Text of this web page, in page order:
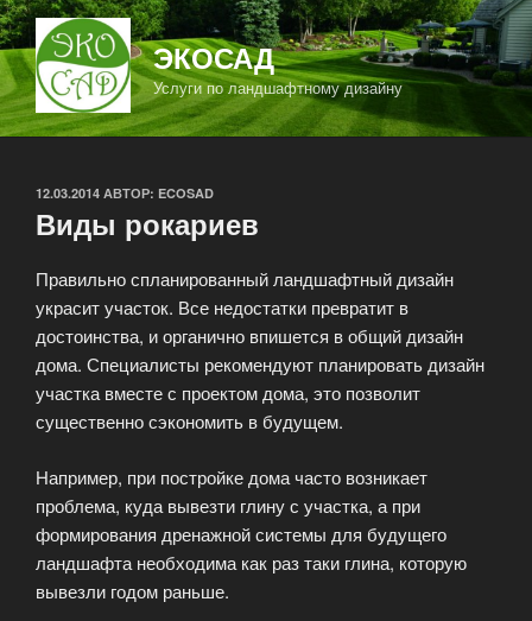
Перейти
к
содержимому
ЭКОСАД
Услуги по ландшафтному дизайну
ОПУБЛИКОВАНО
12.03.2014 АВТОР: ECOSAD
Виды рокариев
Правильно спланированный ландшафтный дизайн
украсит участок. Все недостатки превратит в
достоинства, и органично впишется в общий дизайн
дома. Специалисты рекомендуют планировать дизайн
участка вместе с проектом дома, это позволит
существенно сэкономить в будущем.
Например, при постройке дома часто возникает
проблема, куда вывезти глину с участка, а при
формирования дренажной системы для будущего
ландшафта необходима как раз таки глина, которую
вывезли годом раньше.